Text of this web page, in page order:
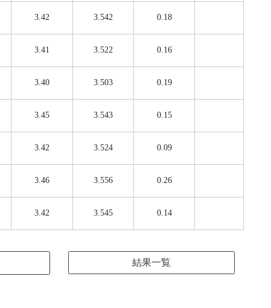
3.42 3.542 0.18
3.41 3.522 0.16
3.40 3.503 0.19
3.45 3.543 0.15
3.42 3.524 0.09
3.46 3.556 0.26
3.42 3.545 0.14
結果一覧